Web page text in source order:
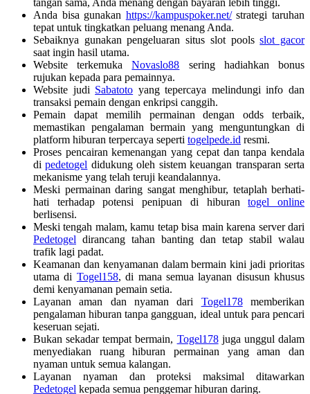
tangan sama, Anda menang dengan bayaran lebih tinggi.
Anda bisa gunakan https://kampuspoker.net/strategi taruhan
tepat untuk tingkatkan peluang menang Anda.
Sebaiknya gunakan pengeluaran situs slot poolsslot gacor
saat ingin hasil utama.
Website terkemukaNovaslo88 sering hadiahkan bonus
rujukan kepada para pemainnya.
Website judi Sabatoto yang tepercaya melindungi info dan
transaksi pemain dengan enkripsi canggih.
Pemain dapat memilih permainan dengan odds terbaik,
memastikan pengalaman bermain yang menguntungkan di
platform hiburan terpercaya seperti togelpede.id resmi.
Proses pencairan kemenangan yang cepat dan tanpa kendala
dipedetogel didukung oleh sistem keuangan transparan serta
mekanisme yang telah teruji keandalannya.
Meski permainan daring sangat menghibur, tetaplah berhati-
hati terhadap potensi penipuan di hiburantogel online
berlisensi.
Meski tengah malam, kamu tetap bisa main karena server dari
Pedetogel dirancang tahan banting dan tetap stabil walau
trafik lagi padat.
Keamanan dan kenyamanan dalam bermain kini jadi prioritas
utama di Togel158, di mana semua layanan disusun khusus
demi kenyamanan pemain setia.
Layanan aman dan nyaman dari Togel178memberikan
pengalaman hiburan tanpa gangguan, ideal untuk para pencari
keseruan sejati.
Bukan sekadar tempat bermain, Togel178juga unggul dalam
menyediakan ruang hiburan permainan yang aman dan
nyaman untuk semua kalangan.
Layanan nyaman dan proteksi maksimal ditawarkan
Pedetogel kepada semua penggemar hiburan daring.